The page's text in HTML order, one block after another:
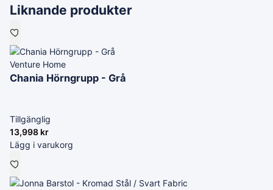
Liknande produkter
Venture Home
Chania Hörngrupp - Grå
Tillgänglig
13,998 kr
Lägg i varukorg